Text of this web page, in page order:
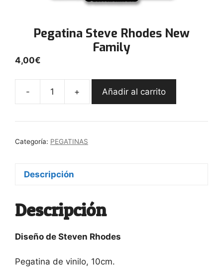
Pegatina Steve Rhodes New
Family
4,00€
-
Pegatina
Rhodes
+ Añadir al carrito
Categoría: PEGATINAS
Descripción
Descripción
Diseño de Steven Rhodes
Pegatina de vinilo, 10cm.